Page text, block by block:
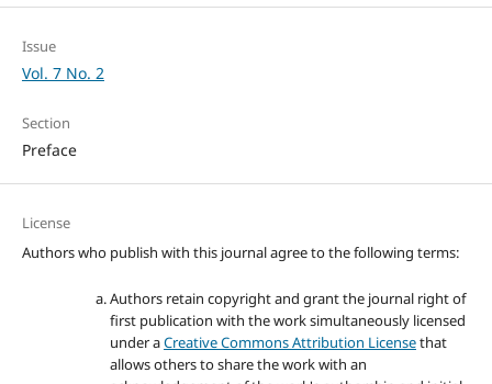
Issue
Vol. 7 No. 2
Section
Preface
License
Authors who publish with this journal agree to the following terms:
Authors retain copyright and grant the journal right of
first publication with the work simultaneously licensed
under aCreative Commons Attribution Licensethat
allows others to share the work with an